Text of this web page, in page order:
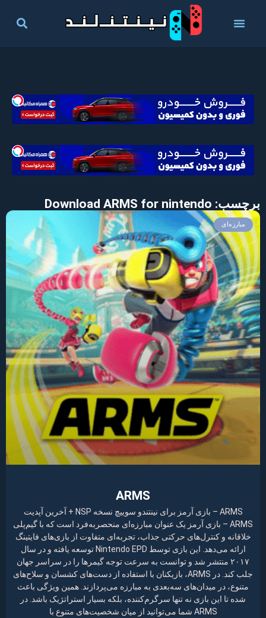
برچسب: Download ARMS for nintendo
مبارزه‌ای
ARMS
ARMS – بازی آرمز برای نینتندو سوییچ نسخه NSP + آخرین آپدیت
ARMS – بازی آرمز یک عنوان مبارزه‌ای منحصربه‌فرد است که با گیم‌پلی
خلاقانه و کنترل‌های حرکتی جذاب، تجربه‌ای متفاوت از بازی‌های فایتینگ
ارائه می‌دهد. این بازی توسط Nintendo EPD توسعه یافته و در سال
۲۰۱۷ منتشر شد و توانست به سرعت توجه گیمرها را در سراسر جهان
جلب کند. در ARMS، بازیکنان با استفاده از دست‌های کشسان و سلاح‌های
متنوع، در میدان‌های سه‌بعدی به مبارزه می‌پردازند. همین ویژگی باعث
شده تا این بازی نه تنها سرگرم‌کننده، بلکه بسیار استراتژیک باشد. در
ARMS شما می‌توانید از میان شخصیت‌های متنوع با